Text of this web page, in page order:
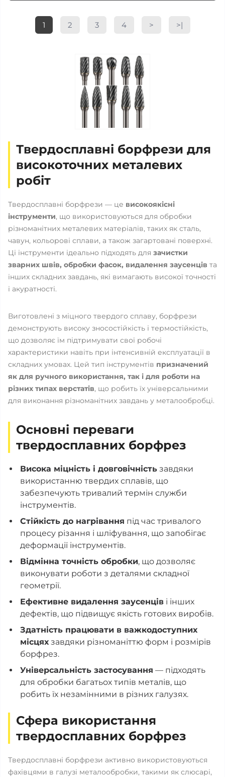
1 2 3 4 > >|
Твердосплавні борфрези для
високоточних металевих
робіт
Твердосплавні борфрези — це високоякісні
інструменти, що використовуються для обробки
різноманітних металевих матеріалів, таких як сталь,
чавун, кольорові сплави, а також загартовані поверхні.
Ці інструменти ідеально підходять для зачистки
зварних швів, обробки фасок, видалення заусенців та
інших складних завдань, які вимагають високої точності
і акуратності.
Виготовлені з міцного твердого сплаву, борфрези
демонструють високу зносостійкість і термостійкість,
що дозволяє їм підтримувати свої робочі
характеристики навіть при інтенсивній експлуатації в
складних умовах. Цей тип інструментів призначений
як для ручного використання, так і для роботи на
різних типах верстатів, що робить їх універсальними
для виконання різноманітних завдань у металообробці.
Основні переваги
твердосплавних борфрез
Висока міцність і довговічність завдяки
використанню твердих сплавів, що
забезпечують тривалий термін служби
інструментів.
Стійкість до нагрівання під час тривалого
процесу різання і шліфування, що запобігає
деформації інструментів.
Відмінна точність обробки, що дозволяє
виконувати роботи з деталями складної
геометрії.
Ефективне видалення заусенців і інших
дефектів, що підвищує якість готових виробів.
Здатність працювати в важкодоступних
місцяхзавдяки різноманіттю форм і розмірів
борфрез.
Універсальність застосування — підходять
для обробки багатьох типів металів, що
робить їх незамінними в різних галузях.
Сфера використання
твердосплавних борфрез
Твердосплавні борфрези активно використовуються
фахівцями в галузі металообробки, такими як слюсарі,